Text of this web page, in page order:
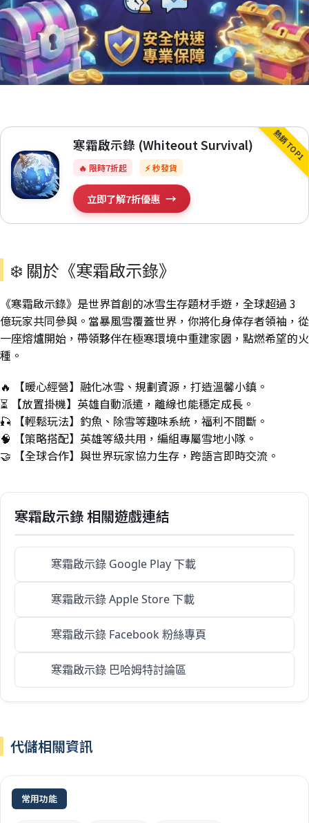
熱銷 TOP1
寒霜啟示錄 (Whiteout Survival)
🔥 限時7折起 ⚡ 秒發貨
立即了解7折優惠 →
❄️ 關於《寒霜啟示錄》
《寒霜啟示錄》是世界首創的冰雪生存題材手遊，全球超過 3
億玩家共同參與。當暴風雪覆蓋世界，你將化身倖存者領袖，從
一座熔爐開始，帶領夥伴在極寒環境中重建家園，點燃希望的火
種。
🔥 【暖心經營】融化冰雪、規劃資源，打造溫馨小鎮。
⏳ 【放置掛機】英雄自動派遣，離線也能穩定成長。
🎣 【輕鬆玩法】釣魚、除雪等趣味系統，福利不間斷。
🧠 【策略搭配】英雄等級共用，編組專屬雪地小隊。
🤝 【全球合作】與世界玩家協力生存，跨語言即時交流。
寒霜啟示錄 相關遊戲連結
寒霜啟示錄 Google Play 下載
寒霜啟示錄 Apple Store 下載
寒霜啟示錄 Facebook 粉絲專頁
寒霜啟示錄 巴哈姆特討論區
代儲相關資訊
常用功能